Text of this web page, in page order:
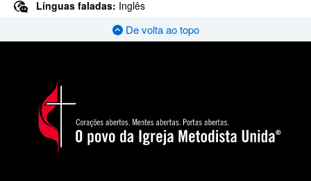
Línguas faladas: Inglês
De volta ao topo